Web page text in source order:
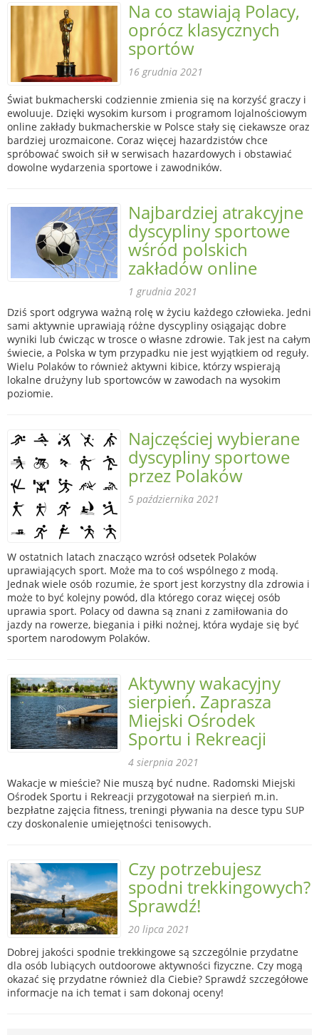
Na co stawiają Polacy,
oprócz klasycznych
sportów
16 grudnia 2021
Świat bukmacherski codziennie zmienia się na korzyść graczy i
ewoluuje. Dzięki wysokim kursom i programom lojalnościowym
online zakłady bukmacherskie w Polsce stały się ciekawsze oraz
bardziej urozmaicone. Coraz więcej hazardzistów chce
spróbować swoich sił w serwisach hazardowych i obstawiać
dowolne wydarzenia sportowe i zawodników.
Najbardziej atrakcyjne
dyscypliny sportowe
wśród polskich
zakładów online
1 grudnia 2021
Dziś sport odgrywa ważną rolę w życiu każdego człowieka. Jedni
sami aktywnie uprawiają różne dyscypliny osiągając dobre
wyniki lub ćwicząc w trosce o własne zdrowie. Tak jest na całym
świecie, a Polska w tym przypadku nie jest wyjątkiem od reguły.
Wielu Polaków to również aktywni kibice, którzy wspierają
lokalne drużyny lub sportowców w zawodach na wysokim
poziomie.
Najczęściej wybierane
dyscypliny sportowe
przez Polaków
5 października 2021
W ostatnich latach znacząco wzrósł odsetek Polaków
uprawiających sport. Może ma to coś wspólnego z modą.
Jednak wiele osób rozumie, że sport jest korzystny dla zdrowia i
może to być kolejny powód, dla którego coraz więcej osób
uprawia sport. Polacy od dawna są znani z zamiłowania do
jazdy na rowerze, biegania i piłki nożnej, która wydaje się być
sportem narodowym Polaków.
Aktywny wakacyjny
sierpień. Zaprasza
Miejski Ośrodek
Sportu i Rekreacji
4 sierpnia 2021
Wakacje w mieście? Nie muszą być nudne. Radomski Miejski
Ośrodek Sportu i Rekreacji przygotował na sierpień m.in.
bezpłatne zajęcia fitness, treningi pływania na desce typu SUP
czy doskonalenie umiejętności tenisowych.
Czy potrzebujesz
spodni trekkingowych?
Sprawdź!
20 lipca 2021
Dobrej jakości spodnie trekkingowe są szczególnie przydatne
dla osób lubiących outdoorowe aktywności fizyczne. Czy mogą
okazać się przydatne również dla Ciebie? Sprawdź szczegółowe
informacje na ich temat i sam dokonaj oceny!